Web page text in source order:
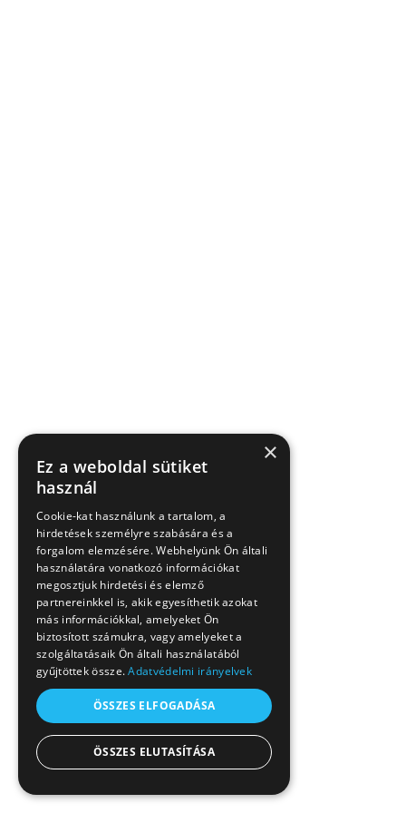
×
Ez a weboldal sütiket
használ
Cookie-kat használunk a tartalom, a
hirdetések személyre szabására és a
forgalom elemzésére. Webhelyünk Ön általi
használatára vonatkozó információkat
megosztjuk hirdetési és elemző
partnereinkkel is, akik egyesíthetik azokat
más információkkal, amelyeket Ön
biztosított számukra, vagy amelyeket a
szolgáltatásaik Ön általi használatából
gyűjtöttek össze.Adatvédelmi irányelvek
ÖSSZES ELFOGADÁSA
ÖSSZES ELUTASÍTÁSA